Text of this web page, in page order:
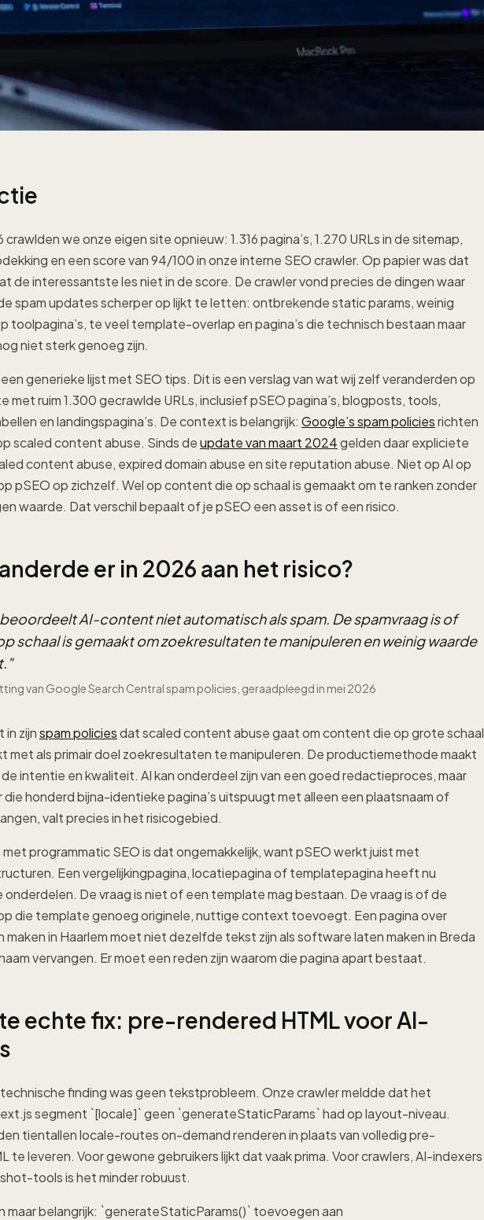
we onze eigen site opnieuw: 1.316 pagina’s, 1.270 URLs in de sitemap,
en een score van 94/100 in onze interne SEO crawler. Op papier was dat
de interessantste les niet in de score. De crawler vond precies de dingen waar
spam updates scherper op lijkt te letten: ontbrekende static params, weinig
toolpagina’s, te veel template-overlap en pagina’s die technisch bestaan maar
niet sterk genoeg zijn.
generieke lijst met SEO tips. Dit is een verslag van wat wij zelf veranderden op
met ruim 1.300 gecrawlde URLs, inclusief pSEO pagina’s, blogposts, tools,
en landingspagina’s. De context is belangrijk: Google’s spam policiesrichten
scaled content abuse. Sinds deupdate van maart 2024gelden daar expliciete
content abuse, expired domain abuse en site reputation abuse. Niet op AI op
pSEO op zichzelf. Wel op content die op schaal is gemaakt om te ranken zonder
waarde. Dat verschil bepaalt of je pSEO een asset is of een risico.
er in 2026 aan het risico?
AI-content niet automatisch als spam. De spamvraag is of
schaal is gemaakt om zoekresultaten te manipuleren en weinig waarde
"
van Google Search Central spam policies, geraadpleegd in mei 2026
in zijnspam policiesdat scaled content abuse gaat om content die op grote schaal
met als primair doel zoekresultaten te manipuleren. De productiemethode maakt
intentie en kwaliteit. AI kan onderdeel zijn van een goed redactieproces, maar
honderd bijna-identieke pagina’s uitspuugt met alleen een plaatsnaam of
valt precies in het risicogebied.
met programmatic SEO is dat ongemakkelijk, want pSEO werkt juist met
Een vergelijkingpagina, locatiepagina of templatepagina heeft nu
onderdelen. De vraag is niet of een template mag bestaan. De vraag is of de
die template genoeg originele, nuttige context toevoegt. Een pagina over
in Haarlem moet niet dezelfde tekst zijn als software laten maken in Breda
vervangen. Er moet een reden zijn waarom die pagina apart bestaat.
echte fix: pre-rendered HTML voor AI-
finding was geen tekstprobleem. Onze crawler meldde dat het
segment `[locale]` geen `generateStaticParams` had op layout-niveau.
tientallen locale-routes on-demand renderen in plaats van volledig pre-
te leveren. Voor gewone gebruikers lijkt dat vaak prima. Voor crawlers, AI-indexers
tools is het minder robuust.
maar belangrijk: `generateStaticParams()` toevoegen aan